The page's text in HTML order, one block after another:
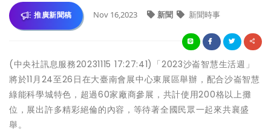
推廣新聞稿 Nov 16,2023 新聞 新聞時事
(中央社訊息服務20231115 17:27:41)「2023沙崙智慧生活週」
將於11月24至26日在大臺南會展中心東展區舉辦，配合沙崙智慧
綠能科學城特色，超過60家廠商參展，共計使用200格以上攤
位，展出許多精彩絕倫的內容，等待著全國民眾一起來共襄盛
舉。